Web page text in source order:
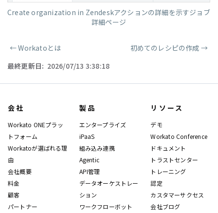
Create organization in Zendeskアクションの詳細を示すジョブ
詳細ページ
ページャー
←Workatoとは 初めてのレシピの作成 →
最終更新日: 2026/07/13 3:38:18
会社
Workato ONEプラッ
トフォーム
Workatoが選ばれる理
由
会社概要
料金
顧客
パートナー
製品
エンタープライズ
iPaaS
組み込み連携
Agentic
API管理
データオーケストレー
ション
ワークフローボット
リソース
デモ
Workato Conference
ドキュメント
トラストセンター
トレーニング
認定
カスタマーサクセス
会社ブログ